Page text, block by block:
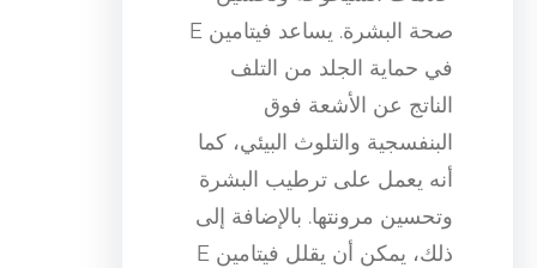
صحة البشرة. يساعد فيتامين E
في حماية الجلد من التلف
الناتج عن الأشعة فوق
البنفسجية والتلوث البيئي، كما
أنه يعمل على ترطيب البشرة
وتحسين مرونتها. بالإضافة إلى
ذلك، يمكن أن يقلل فيتامين E